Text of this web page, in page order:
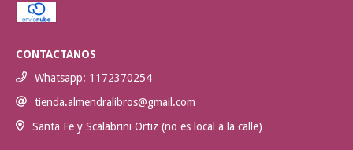
CONTACTANOS
Whatsapp: 1172370254
tienda.almendralibros@gmail.com
Santa Fe y Scalabrini Ortiz (no es local a la calle)